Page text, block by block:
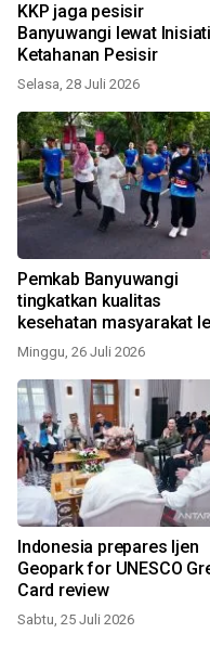
KKP jaga pesisir
Banyuwangi lewat
Ketahanan Pesisir
Selasa, 28 Juli 2026
Pemkab Banyuwangi
tingkatkan kualitas
kesehatan masyarakat
"Baperun"
Minggu, 26 Juli 2026
Indonesia prepares Ijen
Geopark for UNESCO
Card review
Sabtu, 25 Juli 2026